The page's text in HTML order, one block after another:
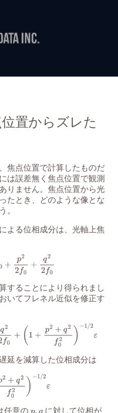
置からズレた